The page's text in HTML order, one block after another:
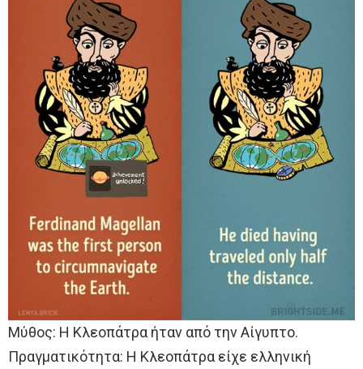
Μύθος: Η Κλεοπάτρα ήταν από την Αίγυπτο.
Πραγματικότητα: Η Κλεοπάτρα είχε ελληνική